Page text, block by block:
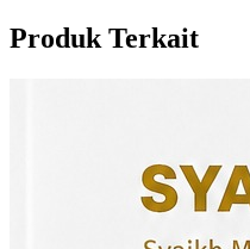
Produk Terkait